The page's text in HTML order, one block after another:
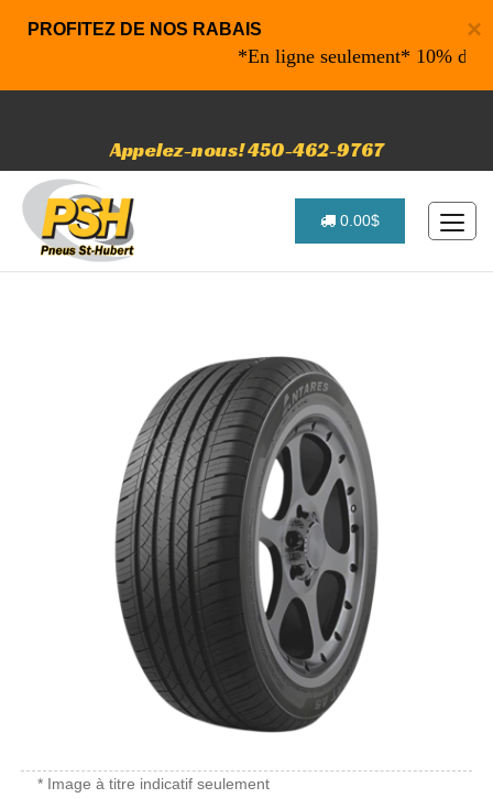
×
PROFITEZ DE NOS RABAIS
*En ligne seulement* 10% de
Appelez-nous! 450-462-9767
0.00$
* Image à titre indicatif seulement